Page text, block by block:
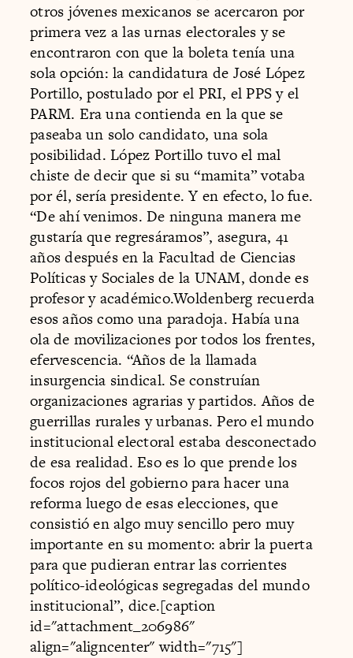
otros jóvenes mexicanos se acercaron por
primera vez a las urnas electorales y se
encontraron con que la boleta tenía una
sola opción: la candidatura de José López
Portillo, postulado por el PRI, el PPS y el
PARM. Era una contienda en la que se
paseaba un solo candidato, una sola
posibilidad. López Portillo tuvo el mal
chiste de decir que si su “mamita” votaba
por él, sería presidente. Y en efecto, lo fue.
“De ahí venimos. De ninguna manera me
gustaría que regresáramos”, asegura, 41
años después en la Facultad de Ciencias
Políticas y Sociales de la UNAM, donde es
profesor y académico.Woldenberg recuerda
esos años como una paradoja. Había una
ola de movilizaciones por todos los frentes,
efervescencia. “Años de la llamada
insurgencia sindical. Se construían
organizaciones agrarias y partidos. Años de
guerrillas rurales y urbanas. Pero el mundo
institucional electoral estaba desconectado
de esa realidad. Eso es lo que prende los
focos rojos del gobierno para hacer una
reforma luego de esas elecciones, que
consistió en algo muy sencillo pero muy
importante en su momento: abrir la puerta
para que pudieran entrar las corrientes
político-ideológicas segregadas del mundo
institucional”, dice.[caption
id="attachment_206986"
align="aligncenter" width="715"]